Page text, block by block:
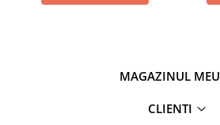
MAGAZINUL MEU
CLIENTI